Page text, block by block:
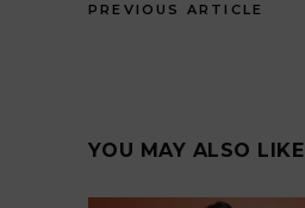
PREVIOUS ARTICLE
YOU MAY ALSO LIKE